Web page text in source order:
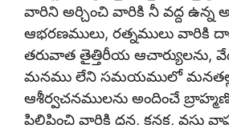
వారిని అర్చించి వారికి నీ వద్ద ఉన్న
ఆభరణములు, రత్నములు వారికి
తరువాత తైత్తిరీయ ఆచార్యులను,
మనము లేని సమయములో
ఆశీర్వచనములను అందించే
పిలిపించి వారికి ధన, కనక, వస్తు